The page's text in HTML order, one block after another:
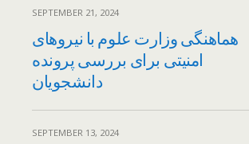
SEPTEMBER 21, 2024
هماهنگی وزارت علوم با نیروهای
امنیتی برای بررسی پرونده
دانشجویان
SEPTEMBER 13, 2024